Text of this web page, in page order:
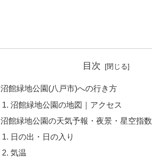
目次
沼館緑地公園(八戸市)への行き方
沼館緑地公園の地図｜アクセス
沼館緑地公園の天気予報・夜景・星空指数
日の出・日の入り
気温